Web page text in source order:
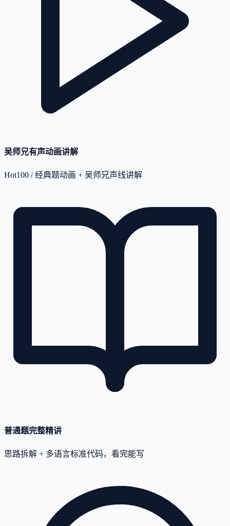
吴师兄有声动画讲解
Hot100 / 经典题动画 + 吴师兄声线讲解
普通题完整精讲
思路拆解 + 多语言标准代码，看完能写